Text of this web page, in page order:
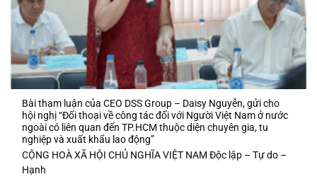
Bài tham luận của CEO DSS Group – Daisy Nguyễn, gửi cho
hội nghị “Đối thoại về công tác đối với Người Việt Nam ở nước
ngoài có liên quan đến TP.HCM thuộc diện chuyên gia, tu
nghiệp và xuất khẩu lao động”
CỘNG HOÀ XÃ HỘI CHỦ NGHĨA VIỆT NAM Độc lập – Tự do –
Hạnh